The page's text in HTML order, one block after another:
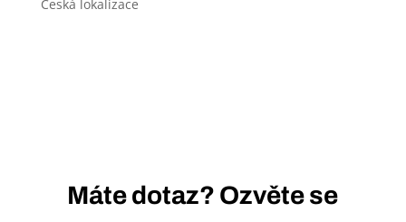
Česká lokalizace
Máte dotaz? Ozvěte se